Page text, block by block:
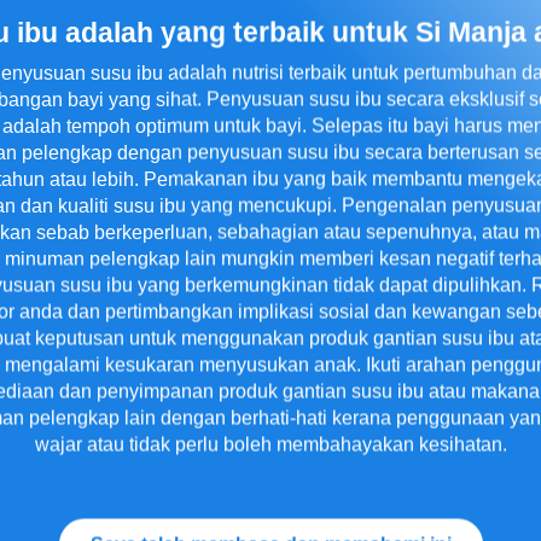
ibu adalah yang terbaik untuk Si Manja
susu ibu adalah nutrisi terbaik untuk pertumbuhan
bayi yang sihat. Penyusuan susu ibu secara eksklusif
tempoh optimum untuk bayi. Selepas itu bayi harus
pelengkap dengan penyusuan susu ibu secara berterusan
atau lebih. Pemakanan ibu yang baik membantu
dan kualiti susu ibu yang mencukupi. Pengenalan
sebab berkeperluan, sebahagian atau sepenuhnya, atau
minuman pelengkap lain mungkin memberi kesan negatif
susu ibu yang berkemungkinan tidak dapat dipulihkan.
anda dan pertimbangkan implikasi sosial dan kewangan
keputusan untuk menggunakan produk gantian susu ibu
mengalami kesukaran menyusukan anak. Ikuti arahan
dan penyimpanan produk gantian susu ibu atau
pelengkap lain dengan berhati-hati kerana penggunaan
wajar atau tidak perlu boleh membahayakan kesihatan.